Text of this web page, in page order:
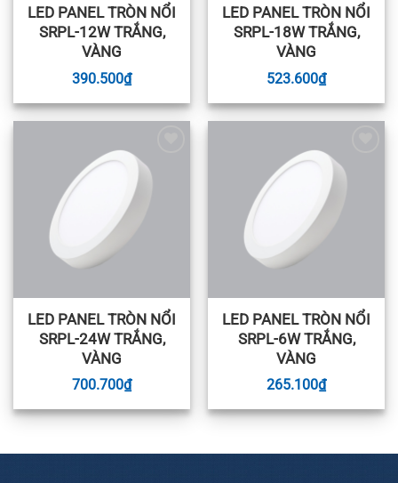
LED PANEL TRÒN NỔI
SRPL-12W TRẮNG,
VÀNG
390.500₫
LED PANEL TRÒN NỔI
SRPL-18W TRẮNG,
VÀNG
523.600₫
Add to
LED PANEL TRÒN NỔI
SRPL-24W TRẮNG,
VÀNG
700.700₫
Add to
LED PANEL TRÒN NỔI
SRPL-6W TRẮNG,
VÀNG
265.100₫